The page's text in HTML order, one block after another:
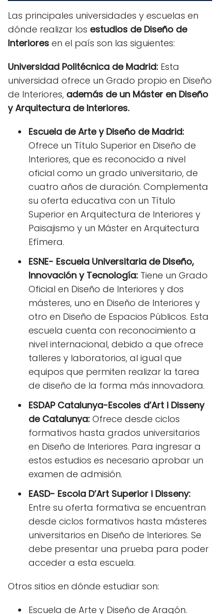
Las principales universidades y escuelas en
dónde realizar los estudios de Diseño de
Interiores en el país son las siguientes:
Universidad Politécnica de Madrid: Esta
universidad ofrece un Grado propio en Diseño
de Interiores, además de un Máster en Diseño
y Arquitectura de Interiores.
Escuela de Arte y Diseño de Madrid:
Ofrece un Título Superior en Diseño de
Interiores, que es reconocido a nivel
oficial como un grado universitario, de
cuatro años de duración. Complementa
su oferta educativa con un Título
Superior en Arquitectura de Interiores y
Paisajismo y un Máster en Arquitectura
Efímera.
ESNE- Escuela Universitaria de Diseño,
Innovación y Tecnología: Tiene un Grado
Oficial en Diseño de Interiores y dos
másteres, uno en Diseño de Interiores y
otro en Diseño de Espacios Públicos. Esta
escuela cuenta con reconocimiento a
nivel internacional, debido a que ofrece
talleres y laboratorios, al igual que
equipos que permiten realizar la tarea
de diseño de la forma más innovadora.
ESDAP Catalunya-Escoles d’Art i Disseny
de Catalunya: Ofrece desde ciclos
formativos hasta grados universitarios
en Diseño de Interiores. Para ingresar a
estos estudios es necesario aprobar un
examen de admisión.
EASD- Escola D’Art Superior i Disseny:
Entre su oferta formativa se encuentran
desde ciclos formativos hasta másteres
universitarios en Diseño de Interiores. Se
debe presentar una prueba para poder
acceder a esta escuela.
Otros sitios en dónde estudiar son:
Escuela de Arte y Diseño de Aragón.